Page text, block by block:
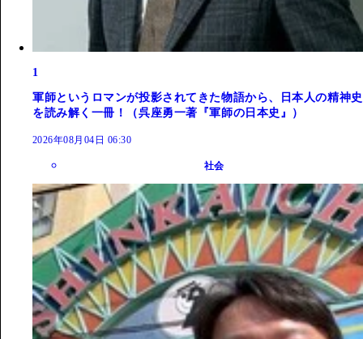
1
軍師というロマンが投影されてきた物語から、日本人の精神史
を読み解く一冊！（呉座勇一著『軍師の日本史』）
2026年08月04日 06:30
社会